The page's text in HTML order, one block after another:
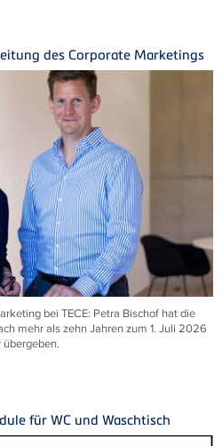
des Corporate Marketings
bei TECE: Petra Bischof hat die
mehr als zehn Jahren zum 1. Juli 2026
für WC und Waschtisch